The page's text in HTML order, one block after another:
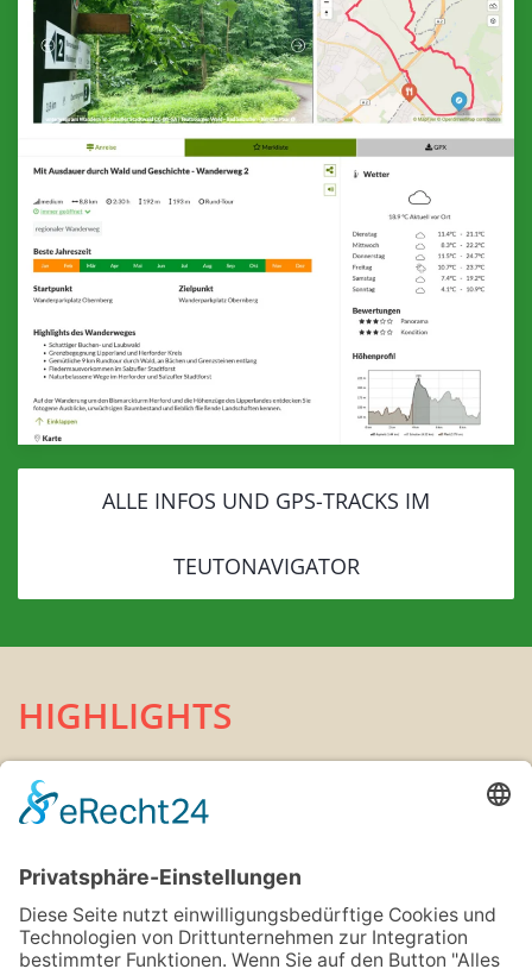
ALLE INFOS UND GPS-TRACKS IM
TEUTONAVIGATOR
HIGHLIGHTS
Grenzbegegnung Lipperland und Herforder
Gemütliche 9 km Rundtour durch Wald, an
Bächen und Grenzsteinen entlang
Fledermausvorkommen im Salzufler